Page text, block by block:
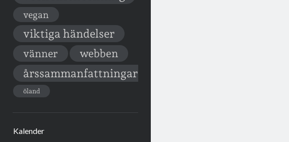
vegan
viktiga händelser
vänner webben
årssammanfattningar
öland
Kalender